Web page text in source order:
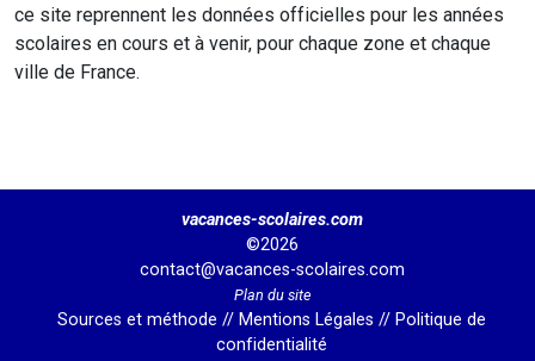
ce site reprennent les données officielles pour les années
scolaires en cours et à venir, pour chaque zone et chaque
ville de France.
vacances-scolaires.com
©2026
contact@vacances-scolaires.com
Plan du site
Sources et méthode // Mentions Légales // Politique de
confidentialité